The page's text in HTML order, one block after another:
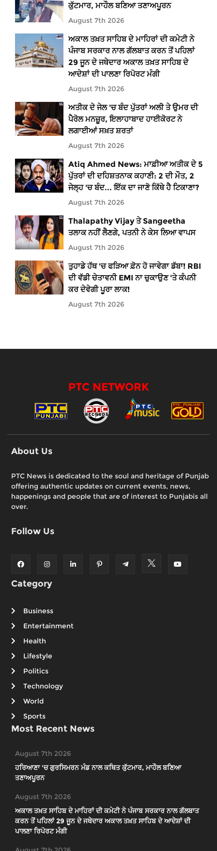
ਕੁੱਟਮਾਰ, ਮਾਹੌਲ ਬਣਿਆ ਤਣਾਅਪੂਰਨ
August 7th 2026
ਅਕਾਲ ਤਖ਼ਤ ਸਾਹਿਬ ਦੇ ਮਾਹਿਰਾਂ ਦੀ ਕਮੇਟੀ ਨੇ
ਪੰਜਾਬ ਸਰਕਾਰ ਨਾਲ ਗੱਲਬਾਤ ਕਰਨ ਤੋਂ ਪਹਿਲਾਂ
29 ਜੂਨ ਦੇ ਜਥੇਦਾਰ ਅਕਾਲ ਤਖ਼ਤ ਸਾਹਿਬ ਦੇ
ਆਦੇਸ਼ਾਂ ਦੀ ਪਾਲਣਾ ਰਿਪੋਰਟ ਮੰਗੀ
August 7th 2026
ਅਤੀਕ ਦੇ ਜੇਲ 'ਚ ਬੰਦ ਪੁੱਤਰਾਂ ਅਲੀ ਤੇ ਉਮਰ ਦੀ
ਪੈਰੋਲ ਮਨਜ਼ੂਰ, ਇਲਾਹਾਬਾਦ ਹਾਈਕੋਰਟ ਨੇ
ਲਗਾਈਆਂ ਸਖ਼ਤ ਸ਼ਰਤਾਂ
August 7th 2026
Atiq Ahmed News: ਮਾਫ਼ੀਆ ਅਤੀਕ ਦੇ 5
ਪੁੱਤਰਾਂ ਦੀ ਦਹਿਸ਼ਤਨਾਕ ਕਹਾਣੀ: 2 ਦੀ ਮੌਤ, 2
ਜੇਲ੍ਹ 'ਚ ਬੰਦ... ਇੱਕ ਦਾ ਜਾਣੋ ਕਿੱਥੇ ਹੈ ਟਿਕਾਣਾ?
August 7th 2026
Thalapathy Vijay ਤੇ Sangeetha
ਤਲਾਕ ਨਹੀਂ ਲੈਣਗੇ, ਪਤਨੀ ਨੇ ਕੇਸ ਲਿਆ ਵਾਪਸ
August 7th 2026
ਤੁਹਾਡੇ ਹੱਥ 'ਚ ਫੜਿਆ ਫ਼ੋਨ ਹੋ ਜਾਵੇਗਾ ਡੱਬਾ! RBI
ਦੀ ਵੱਡੀ ਚੇਤਾਵਨੀ EMI ਨਾ ਚੁਕਾਉਣ 'ਤੇ ਕੰਪਨੀ
ਕਰ ਦੇਵੇਗੀ ਪੂਰਾ ਲਾਕ!
August 7th 2026
PTC NETWORK
About Us
PTC News is dedicated to the soul and heritage of Punjab
offering authentic updates on current events, news,
happenings and people that are of interest to Punjabis all
over.
Follow Us
Category
Business
Entertainment
Health
Lifestyle
Politics
Technology
World
Sports
Most Recent News
August 7th 2026
ਹਰਿਆਣਾ 'ਚ ਗੁਰਸਿਮਰਨ ਮੰਡ ਨਾਲ ਕਥਿਤ ਕੁੱਟਮਾਰ, ਮਾਹੌਲ ਬਣਿਆ
ਤਣਾਅਪੂਰਨ
August 7th 2026
ਅਕਾਲ ਤਖ਼ਤ ਸਾਹਿਬ ਦੇ ਮਾਹਿਰਾਂ ਦੀ ਕਮੇਟੀ ਨੇ ਪੰਜਾਬ ਸਰਕਾਰ ਨਾਲ ਗੱਲਬਾਤ
ਕਰਨ ਤੋਂ ਪਹਿਲਾਂ 29 ਜੂਨ ਦੇ ਜਥੇਦਾਰ ਅਕਾਲ ਤਖ਼ਤ ਸਾਹਿਬ ਦੇ ਆਦੇਸ਼ਾਂ ਦੀ
ਪਾਲਣਾ ਰਿਪੋਰਟ ਮੰਗੀ